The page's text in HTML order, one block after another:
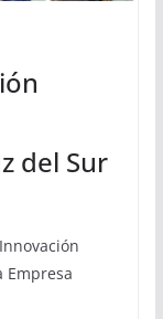
del Sur
Empresa